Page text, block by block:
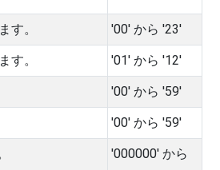
す。 '00' から '23'
す。 '01' から '12'
'00' から '59'
'00' から '59'
'000000' から